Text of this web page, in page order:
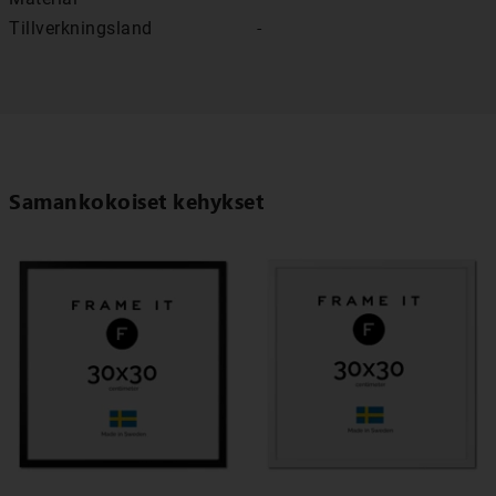
Tillverkningsland
-
Samankokoiset kehykset